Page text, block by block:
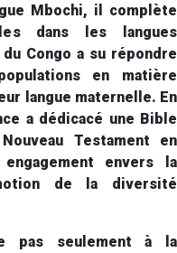
Mbochi, il complète
dans les langues
Congo a su répondre
en matière
langue maternelle. En
a dédicacé une Bible
Testament en
envers la
de la diversité
pas seulement à la